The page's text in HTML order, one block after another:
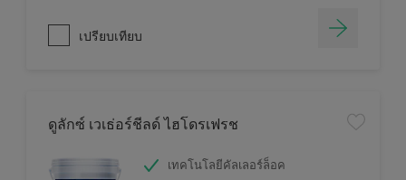
เปรียบเทียบ
ดูลักซ์ เวเธ่อร์ชีลด์ ไฮโดรเฟรช
เทคโนโลยีคัลเลอร์ล็อค